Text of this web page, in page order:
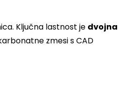
Ključna lastnost je dvojna
zmesi s CAD